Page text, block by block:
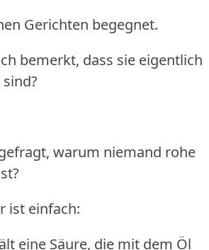
Gerichten begegnet.
bemerkt, dass sie eigentlich
warum niemand rohe
ist einfach:
eine Säure, die mit dem Öl